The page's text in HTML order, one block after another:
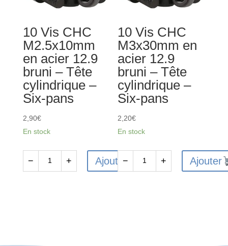
bruni
Tête
fraisée
-
Six-
pans
bruni
Tête
cylindrique
-
Six-
pans
10 Vis CHC
M2.5x10mm
en acier 12.9
bruni – Tête
cylindrique –
Six-pans
2,90€
En stock
− + Ajouter
10 Vis CHC
M3x30mm en
acier 12.9
bruni – Tête
cylindrique –
Six-pans
2,20€
En stock
− + Ajouter